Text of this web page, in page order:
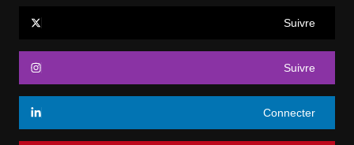
Suivre
Suivre
Connecter